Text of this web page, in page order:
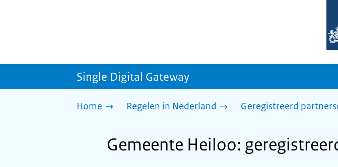
Single Digital Gateway
Home Regelen in Nederland Geregistreerd
Gemeente Heiloo: